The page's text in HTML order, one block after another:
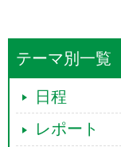
テーマ別一覧
日程
レポート